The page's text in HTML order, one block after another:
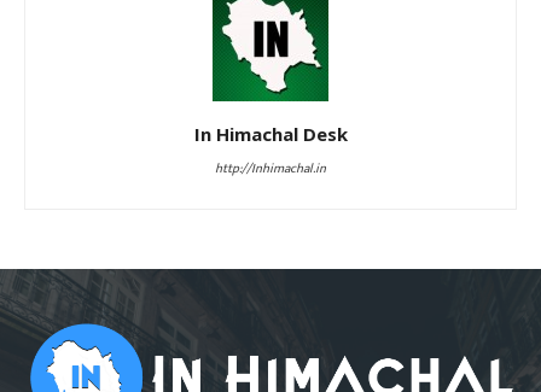
In Himachal Desk
http://Inhimachal.in